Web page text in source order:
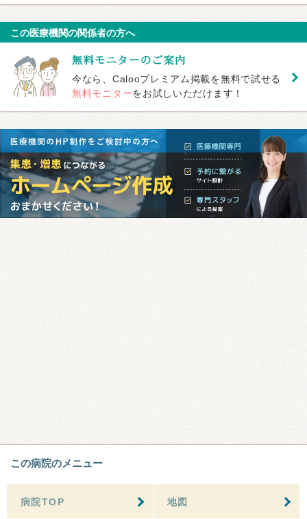
この医療機関の関係者の方へ
今なら、Calooプレミアム掲載を無料で試せる
無料モニターをお試しいただけます！
この病院のメニュー
病院TOP 地図